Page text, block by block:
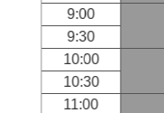
9:00
9:30
10:00
10:30
11:00